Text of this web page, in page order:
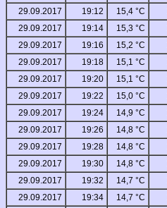
29.09.2017
19:12 15,4 °C
29.09.2017
19:14 15,3 °C
29.09.2017
19:16 15,2 °C
29.09.2017
19:18 15,1 °C
29.09.2017
19:20 15,1 °C
29.09.2017
19:22 15,0 °C
29.09.2017
19:24 14,9 °C
29.09.2017
19:26 14,8 °C
29.09.2017
19:28 14,8 °C
29.09.2017
19:30 14,8 °C
29.09.2017
19:32 14,7 °C
29.09.2017
19:34 14,7 °C